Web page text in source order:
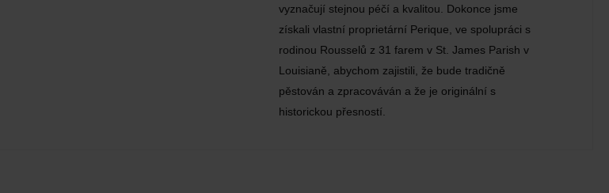
vyznačují stejnou péčí a kvalitou. Dokonce jsme
získali vlastní proprietární Perique, ve spolupráci s
rodinou Rousselů z 31 farem v St. James Parish v
Louisianě, abychom zajistili, že bude tradičně
pěstován a zpracováván a že je originální s
historickou přesností.